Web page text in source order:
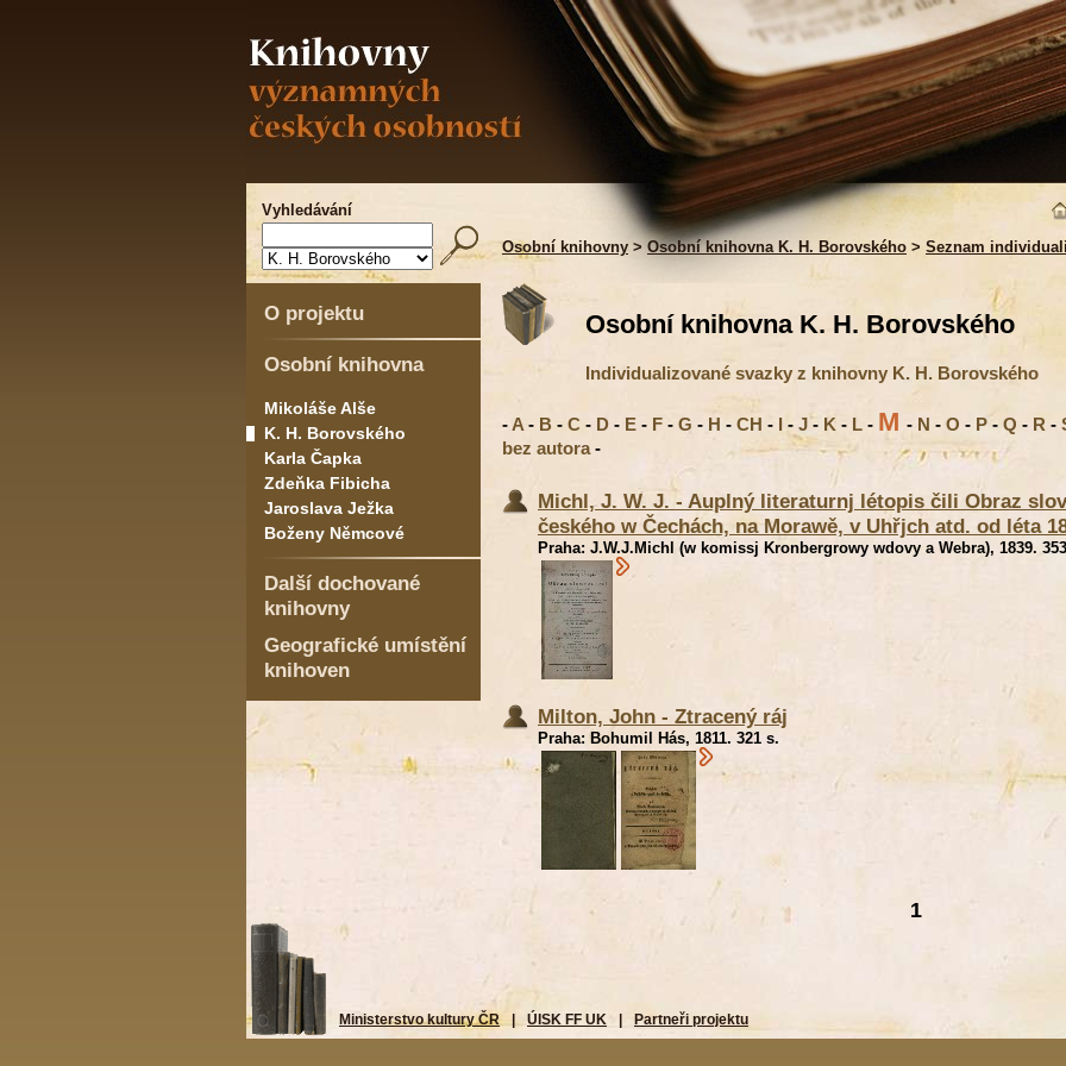
Vyhledávání
Osobní knihovny > Osobní knihovna K. H. Borovského > Seznam
O projektu
Osobní knihovna
Mikoláše Alše
K. H. Borovského
Karla Čapka
Zdeňka Fibicha
Jaroslava Ježka
Boženy Němcové
Další dochované
knihovny
Geografické umístění
knihoven
Osobní knihovna K. H. Borovského
Individualizované svazky z knihovny K. H. Borovského
- A - B - C - D - E - F - G - H - CH - I - J - K - L - M - N - O - P - Q - R -
bez autora -
Michl, J. W. J. - Auplný literaturnj létopis čili Obraz
českého w Čechách, na Morawě, v Uhřjch atd. od léta
Praha: J.W.J.Michl (w komissj Kronbergrowy wdovy a Webra), 1839.
Milton, John - Ztracený ráj
Praha: Bohumil Hás, 1811. 321 s.
1
Ministerstvo kultury ČR ÚISK FF UK Partneři projektu